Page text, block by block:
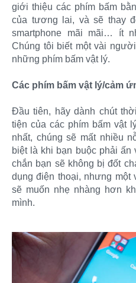
giới thiệu các phím bấm
của tương lai, và sẽ thay
smartphone mãi mãi… ít
Chúng tôi biết một vài
những phím bấm vật lý.
Các phím bấm vật lý/cảm
Đầu tiên, hãy dành chút
tiện của các phím bấm vật
nhất, chúng sẽ mất nhiều
biệt là khi bạn buộc phải
chắn bạn sẽ không bị đốt
dụng điện thoại, nhưng
sẽ muốn nhẹ nhàng hơn
mình.​